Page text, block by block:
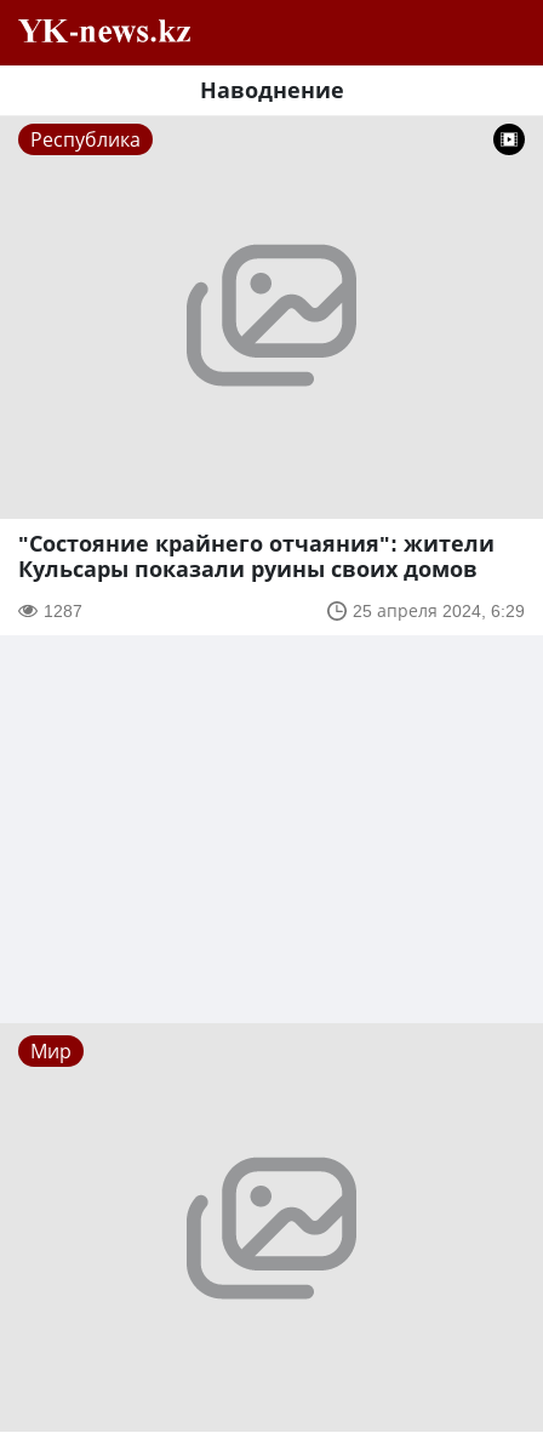
Наводнение
Республика
"Состояние крайнего отчаяния": жители
Кульсары показали руины своих домов
1287 25 апреля 2024, 6:29
Мир